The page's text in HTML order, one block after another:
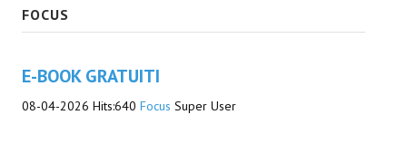
Golden City Mystery Men
Zeldamalincony
FOCUS
E-BOOK GRATUITI
08-04-2026 Hits:640 Focus Super User